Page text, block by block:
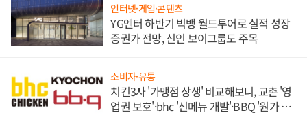
인터넷·게임·콘텐츠
YG엔터 하반기 빅뱅 월드투어로 실적 성장
증권가 전망, 신인 보이그룹도 주목
소비자·유통
치킨3사 '가맹점 상생' 비교해보니, 교촌 '영
업권 보호'·bhc '신메뉴 개발'·BBQ '원가 부